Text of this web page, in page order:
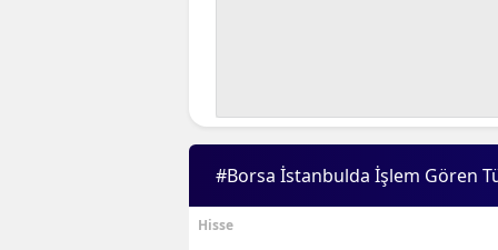
#Borsa İstanbulda İşlem Gören
Hisse